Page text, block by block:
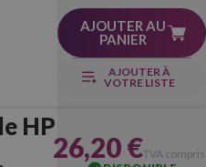
AJOUTER AU
PANIER
AJOUTER À
VOTRE LISTE
HP
26,20 €TVA